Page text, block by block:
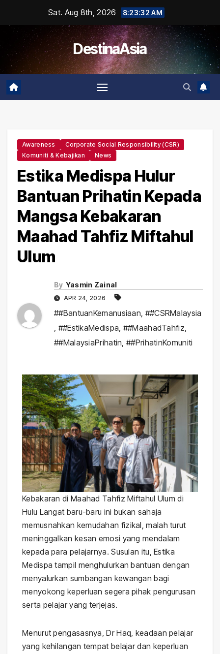
content
Sat. Aug 8th, 2026 8:23:32 AM
DestinaAsia
Awareness
Corporate Social Responsibility (CSR)
Komuniti & Kebajikan
News
Estika Medispa Hulur
Bantuan Prihatin Kepada
Mangsa Kebakaran
Maahad Tahfiz Miftahul
Ulum
By Yasmin Zainal
APR 24, 2026
##BantuanKemanusiaan, ##CSRMalaysia
, ##EstikaMedispa, ##MaahadTahfiz,
##MalaysiaPrihatin,##PrihatinKomuniti
Kebakaran di Maahad Tahfiz Miftahul Ulum di
Hulu Langat baru-baru ini bukan sahaja
memusnahkan kemudahan fizikal, malah turut
meninggalkan kesan emosi yang mendalam
kepada para pelajarnya. Susulan itu, Estika
Medispa tampil menghulurkan bantuan dengan
menyalurkan sumbangan kewangan bagi
menyokong keperluan segera pihak pengurusan
serta pelajar yang terjejas.
Menurut pengasasnya, Dr Haq, keadaan pelajar
yang kehilangan tempat belajar dan keperluan